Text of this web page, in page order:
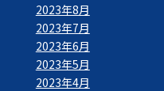
2023年8月
2023年7月
2023年6月
2023年5月
2023年4月